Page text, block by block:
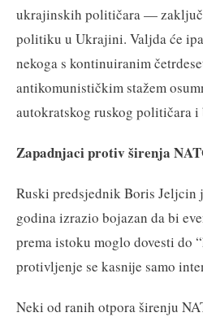
ukrajinskih političara —
politiku u Ukrajini. Valjda će
nekoga s kontinuiranim
antikomunističkim stažem
autokratskog ruskog političara i
Zapadnjaci protiv širenja
Ruski predsjednik Boris Jeljcin
godina izrazio bojazan da bi
prema istoku moglo dovesti do
protivljenje se kasnije samo
Neki od ranih otpora širenju